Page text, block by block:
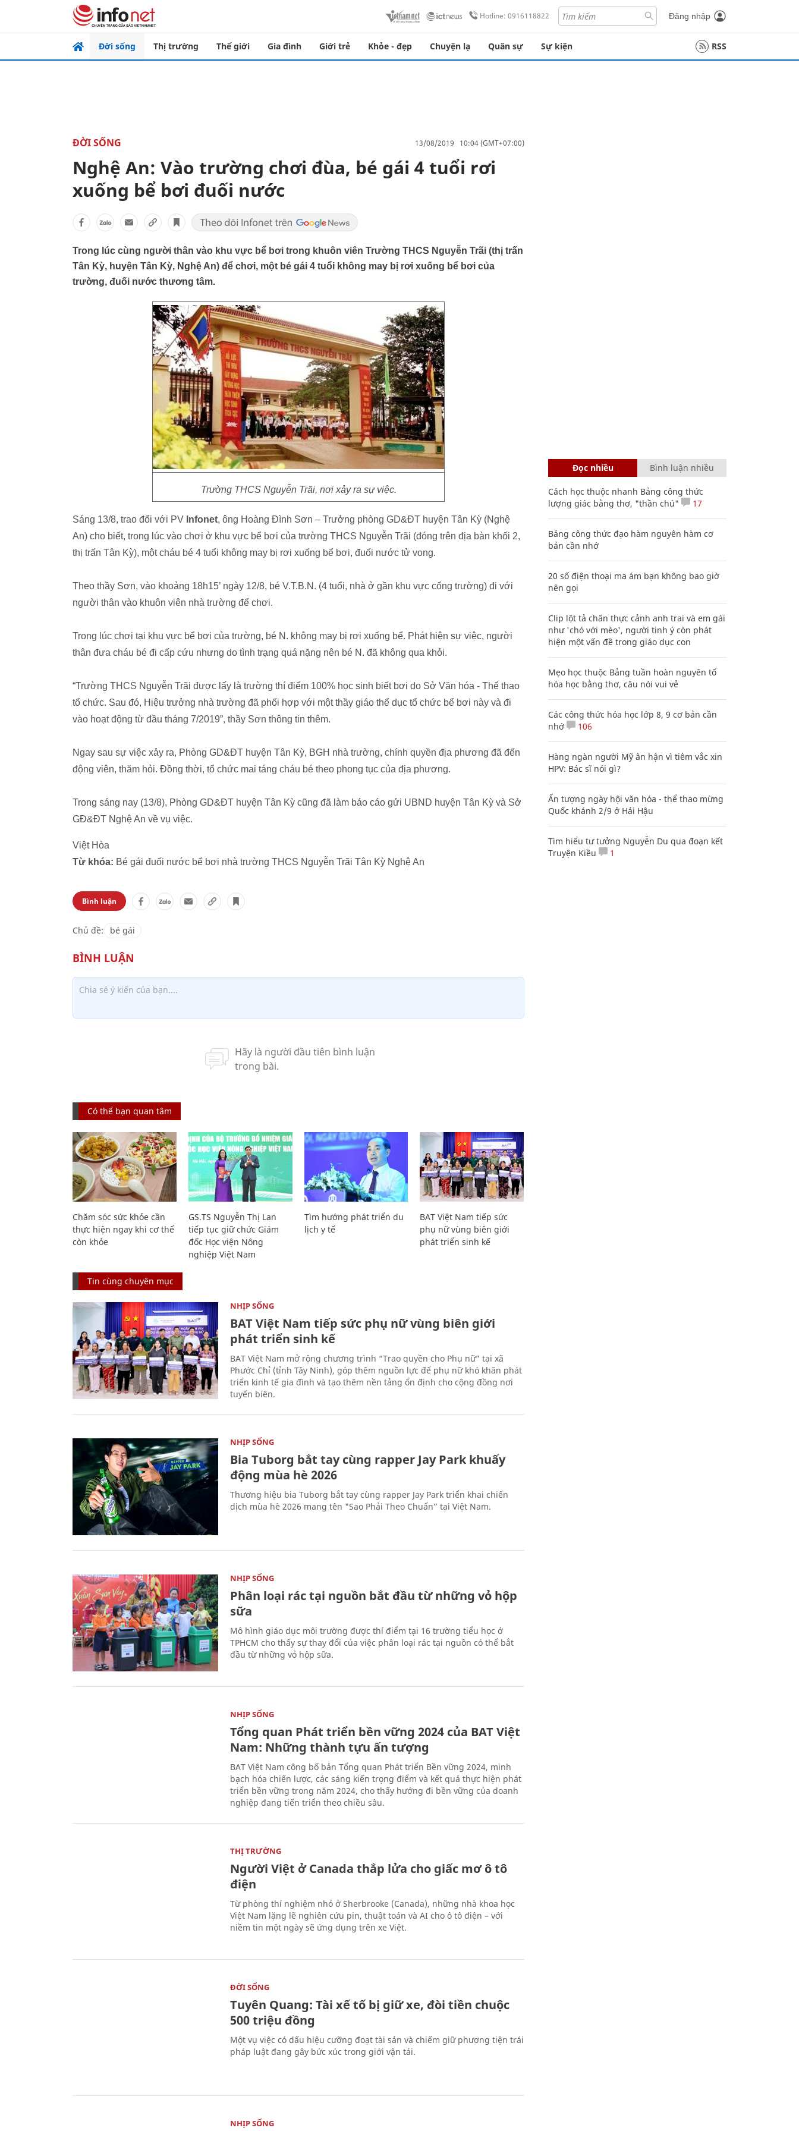
Hotline: 0916118822 Đăng nhập
Đời sống Thị trường Thế giới Gia đình Giới trẻ Khỏe - đẹp Chuyện lạ Quân sự Sự kiện RSS
ĐỜI SỐNG 13/08/2019 10:04 (GMT+07:00)
Nghệ An: Vào trường chơi đùa, bé gái 4 tuổi rơi
xuống bể bơi đuối nước
Trong lúc cùng người thân vào khu vực bể bơi trong khuôn viên Trường THCS Nguyễn Trãi (thị trấn
Tân Kỳ, huyện Tân Kỳ, Nghệ An) để chơi, một bé gái 4 tuổi không may bị rơi xuống bể bơi của
trường, đuối nước thương tâm.
Trường THCS Nguyễn Trãi, nơi xảy ra sự việc.
Sáng 13/8, trao đổi với PV Infonet, ông Hoàng Đình Sơn – Trưởng phòng GD&ĐT huyện Tân Kỳ (Nghệ
An) cho biết, trong lúc vào chơi ở khu vực bể bơi của trường THCS Nguyễn Trãi (đóng trên địa bàn khối 2,
thị trấn Tân Kỳ), một cháu bé 4 tuổi không may bị rơi xuống bể bơi, đuối nước tử vong.
Theo thầy Sơn, vào khoảng 18h15’ ngày 12/8, bé V.T.B.N. (4 tuổi, nhà ở gần khu vực cổng trường) đi với
người thân vào khuôn viên nhà trường để chơi.
Trong lúc chơi tại khu vực bể bơi của trường, bé N. không may bị rơi xuống bể. Phát hiện sự việc, người
thân đưa cháu bé đi cấp cứu nhưng do tình trạng quá nặng nên bé N. đã không qua khỏi.
“Trường THCS Nguyễn Trãi được lấy là trường thí điểm 100% học sinh biết bơi do Sở Văn hóa - Thể thao
tổ chức. Sau đó, Hiệu trưởng nhà trường đã phối hợp với một thầy giáo thể dục tổ chức bể bơi này và đi
vào hoạt động từ đầu tháng 7/2019”, thầy Sơn thông tin thêm.
Ngay sau sự việc xảy ra, Phòng GD&ĐT huyện Tân Kỳ, BGH nhà trường, chính quyền địa phương đã đến
động viên, thăm hỏi. Đồng thời, tổ chức mai táng cháu bé theo phong tục của địa phương.
Trong sáng nay (13/8), Phòng GD&ĐT huyện Tân Kỳ cũng đã làm báo cáo gửi UBND huyện Tân Kỳ và Sở
GĐ&ĐT Nghệ An về vụ việc.
Việt Hòa
Từ khóa: Bé gái đuối nước bể bơi nhà trường THCS Nguyễn Trãi Tân Kỳ Nghệ An
Bình luận
Chủ đề: bé gái
Có thể bạn quan tâm
Chăm sóc sức khỏe cần
thực hiện ngay khi cơ thể
còn khỏe
GS.TS Nguyễn Thị Lan
tiếp tục giữ chức Giám
đốc Học viện Nông
nghiệp Việt Nam
Tìm hướng phát triển du
lịch y tế
BAT Việt Nam tiếp sức
phụ nữ vùng biên giới
phát triển sinh kế
Tin cùng chuyên mục
NHỊP SỐNG
BAT Việt Nam tiếp sức phụ nữ vùng biên giới
phát triển sinh kế
BAT Việt Nam mở rộng chương trình “Trao quyền cho Phụ nữ” tại xã
Phước Chỉ (tỉnh Tây Ninh), góp thêm nguồn lực để phụ nữ khó khăn phát
triển kinh tế gia đình và tạo thêm nền tảng ổn định cho cộng đồng nơi
tuyến biên.
NHỊP SỐNG
Bia Tuborg bắt tay cùng rapper Jay Park khuấy
động mùa hè 2026
Thương hiệu bia Tuborg bắt tay cùng rapper Jay Park triển khai chiến
dịch mùa hè 2026 mang tên "Sao Phải Theo Chuẩn” tại Việt Nam.
NHỊP SỐNG
Phân loại rác tại nguồn bắt đầu từ những vỏ hộp
sữa
Mô hình giáo dục môi trường được thí điểm tại 16 trường tiểu học ở
TPHCM cho thấy sự thay đổi của việc phân loại rác tại nguồn có thể bắt
đầu từ những vỏ hộp sữa.
NHỊP SỐNG
Tổng quan Phát triển bền vững 2024 của BAT Việt
Nam: Những thành tựu ấn tượng
BAT Việt Nam công bố bản Tổng quan Phát triển Bền vững 2024, minh
bạch hóa chiến lược, các sáng kiến trọng điểm và kết quả thực hiện phát
triển bền vững trong năm 2024, cho thấy hướng đi bền vững của doanh
nghiệp đang tiến triển theo chiều sâu.
THỊ TRƯỜNG
Người Việt ở Canada thắp lửa cho giấc mơ ô tô
điện
Từ phòng thí nghiệm nhỏ ở Sherbrooke (Canada), những nhà khoa học
Việt Nam lặng lẽ nghiên cứu pin, thuật toán và AI cho ô tô điện – với
niềm tin một ngày sẽ ứng dụng trên xe Việt.
ĐỜI SỐNG
Tuyên Quang: Tài xế tố bị giữ xe, đòi tiền chuộc
500 triệu đồng
Một vụ việc có dấu hiệu cưỡng đoạt tài sản và chiếm giữ phương tiện trái
pháp luật đang gây bức xúc trong giới vận tải.
NHỊP SỐNG
Đọc nhiều Bình luận nhiều
Cách học thuộc nhanh Bảng công thức
lượng giác bằng thơ, "thần chú"
17
Bảng công thức đạo hàm nguyên hàm cơ
bản cần nhớ
20 số điện thoại ma ám bạn không bao giờ
nên gọi
Clip lột tả chân thực cảnh anh trai và em gái
như 'chó với mèo', người tinh ý còn phát
hiện một vấn đề trong giáo dục con
Mẹo học thuộc Bảng tuần hoàn nguyên tố
hóa học bằng thơ, câu nói vui vẻ
Các công thức hóa học lớp 8, 9 cơ bản cần
nhớ
106
Hàng ngàn người Mỹ ân hận vì tiêm vắc xin
HPV: Bác sĩ nói gì?
Ấn tượng ngày hội văn hóa - thể thao mừng
Quốc khánh 2/9 ở Hải Hậu
Tìm hiểu tư tưởng Nguyễn Du qua đoạn kết
Truyện Kiều
1